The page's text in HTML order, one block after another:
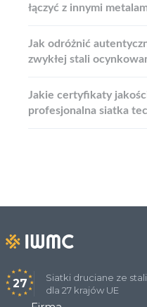
łączyć z innymi
Jak odróżnić
zwykłej stali
Jakie certyfikaty
profesjonalna siatka
27
Siatki druciane ze
dla 27 krajów UE